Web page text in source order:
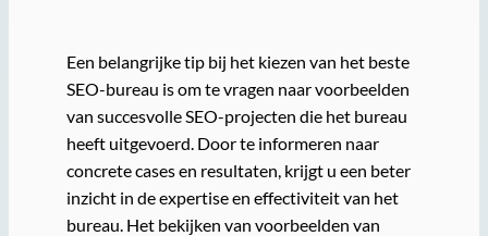
Een belangrijke tip bij het kiezen van het beste
SEO-bureau is om te vragen naar voorbeelden
van succesvolle SEO-projecten die het bureau
heeft uitgevoerd. Door te informeren naar
concrete cases en resultaten, krijgt u een beter
inzicht in de expertise en effectiviteit van het
bureau. Het bekijken van voorbeelden van